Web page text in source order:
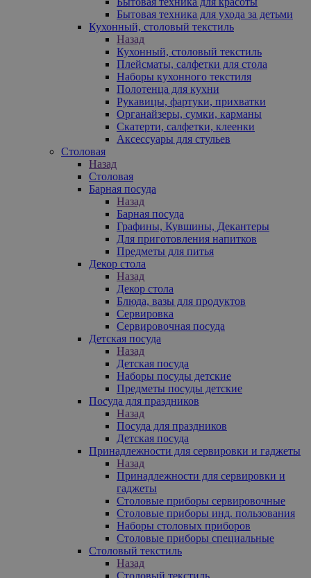
Бытовая техника для ухода за детьми
Кухонный, столовый текстиль
Назад
Кухонный, столовый текстиль
Плейсматы, салфетки для стола
Наборы кухонного текстиля
Полотенца для кухни
Рукавицы, фартуки, прихватки
Органайзеры, сумки, карманы
Скатерти, салфетки, клеенки
Аксессуары для стульев
Столовая
Назад
Столовая
Барная посуда
Назад
Барная посуда
Графины, Кувшины, Декантеры
Для приготовления напитков
Предметы для питья
Декор стола
Назад
Декор стола
Блюда, вазы для продуктов
Сервировка
Сервировочная посуда
Детская посуда
Назад
Детская посуда
Наборы посуды детские
Предметы посуды детские
Посуда для праздников
Назад
Посуда для праздников
Детская посуда
Принадлежности для сервировки и гаджеты
Назад
Принадлежности для сервировки и
гаджеты
Столовые приборы сервировочные
Столовые приборы инд. пользования
Наборы столовых приборов
Столовые приборы специальные
Столовый текстиль
Назад
Столовый текстиль